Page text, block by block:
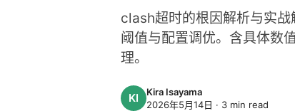
clash超时的根因解析与实
阈值与配置调优。含具体数
理。
Kira Isayama
2026年5月14日 · 3 min read